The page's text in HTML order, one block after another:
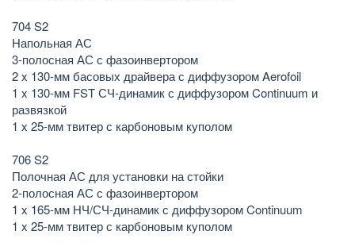
704 S2
Напольная АС
3-полосная АС с фазоинвертором
2 x 130-мм басовых драйвера с диффузором Aerofoil
1 x 130-мм FST СЧ-динамик с диффузором Continuum и
развязкой
1 x 25-мм твитер с карбоновым куполом
706 S2
Полочная АС для установки на стойки
2-полосная АС с фазоинвертором
1 x 165-мм НЧ/СЧ-динамик с диффузором Continuum
1 x 25-мм твитер с карбоновым куполом